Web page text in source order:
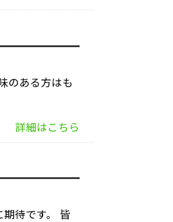
のある方はも
詳細はこちら
待です。 皆